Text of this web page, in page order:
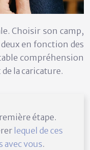
Choisir son camp,
en fonction des
compréhension
la caricature.
étape.
lequel de ces
avec vous.